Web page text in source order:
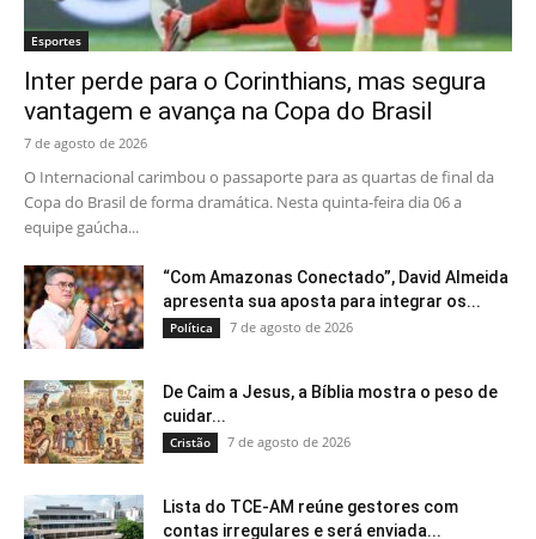
Esportes
Inter perde para o Corinthians, mas segura
vantagem e avança na Copa do Brasil
7 de agosto de 2026
O Internacional carimbou o passaporte para as quartas de final da
Copa do Brasil de forma dramática. Nesta quinta-feira dia 06 a
equipe gaúcha...
“Com Amazonas Conectado”, David Almeida
apresenta sua aposta para integrar os...
Política 7 de agosto de 2026
De Caim a Jesus, a Bíblia mostra o peso de
cuidar...
Cristão 7 de agosto de 2026
Lista do TCE-AM reúne gestores com
contas irregulares e será enviada...